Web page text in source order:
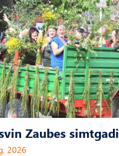
Zaubes simtgadi
2026